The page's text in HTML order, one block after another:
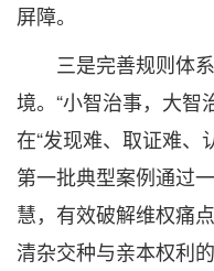
屏障。
三是完善规则体系
境。“小智治事，大智
在“发现难、取证难、
第一批典型案例通过
慧，有效破解维权痛
清杂交种与亲本权利